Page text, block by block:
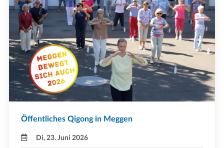
Öffentliches Qigong in Meggen
Di, 23. Juni 2026